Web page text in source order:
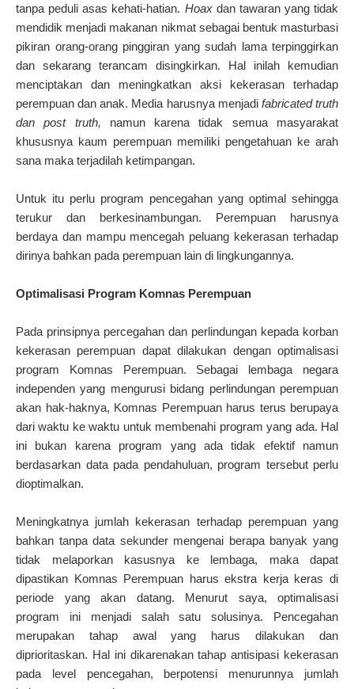
tanpa peduli asas kehati-hatian. Hoaxdan tawaran yang tidak
mendidik menjadi makanan nikmat sebagai bentuk masturbasi
pikiran orang-orang pinggiran yang sudah lama terpinggirkan
dan sekarang terancam disingkirkan. Hal inilah kemudian
menciptakan dan meningkatkan aksi kekerasan terhadap
perempuan dan anak. Media harusnya menjadi fabricated truth
dan post truth, namun karena tidak semua masyarakat
khususnya kaum perempuan memiliki pengetahuan ke arah
sana maka terjadilah ketimpangan.
Untuk itu perlu program pencegahan yang optimal sehingga
terukur dan berkesinambungan. Perempuan harusnya
berdaya dan mampu mencegah peluang kekerasan terhadap
dirinya bahkan pada perempuan lain di lingkungannya.
Optimalisasi Program Komnas Perempuan
Pada prinsipnya percegahan dan perlindungan kepada korban
kekerasan perempuan dapat dilakukan dengan optimalisasi
program Komnas Perempuan. Sebagai lembaga negara
independen yang mengurusi bidang perlindungan perempuan
akan hak-haknya, Komnas Perempuan harus terus berupaya
dari waktu ke waktu untuk membenahi program yang ada. Hal
ini bukan karena program yang ada tidak efektif namun
berdasarkan data pada pendahuluan, program tersebut perlu
dioptimalkan.
Meningkatnya jumlah kekerasan terhadap perempuan yang
bahkan tanpa data sekunder mengenai berapa banyak yang
tidak melaporkan kasusnya ke lembaga, maka dapat
dipastikan Komnas Perempuan harus ekstra kerja keras di
periode yang akan datang. Menurut saya, optimalisasi
program ini menjadi salah satu solusinya. Pencegahan
merupakan tahap awal yang harus dilakukan dan
diprioritaskan. Hal ini dikarenakan tahap antisipasi kekerasan
pada level pencegahan, berpotensi menurunnya jumlah